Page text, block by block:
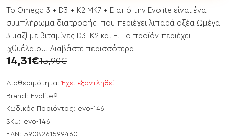
Διαθεσιμότητα: Έχει εξαντληθεί
Brand: Evolite®
Κωδικός Προϊόντος: evo-146
SKU: evo-146
EAN: 5908261599460
14,31€15,90€
Το Omega 3 + D3 + K2 MK7 + E από την Evolite είναι ένα
συμπλήρωμα διατροφής που περιέχει λιπαρά οξέα Ωμέγα
3 μαζί με βιταμίνες D3, K2 και E. Το προϊόν περιέχει
ιχθυέλαιο... Διαβάστε περισσότερα